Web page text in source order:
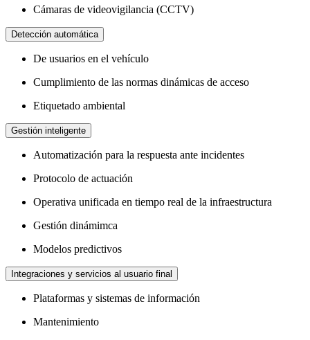
Cámaras de videovigilancia (CCTV)
Detección automática
De usuarios en el vehículo
Cumplimiento de las normas dinámicas de acceso
Etiquetado ambiental
Gestión inteligente
Automatización para la respuesta ante incidentes
Protocolo de actuación
Operativa unificada en tiempo real de la infraestructura
Gestión dinámimca
Modelos predictivos
Integraciones y servicios al usuario final
Plataformas y sistemas de información
Mantenimiento